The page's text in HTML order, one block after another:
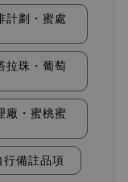
計劃・蜜處
拉珠・葡萄
廠・蜜桃蜜
備註品項